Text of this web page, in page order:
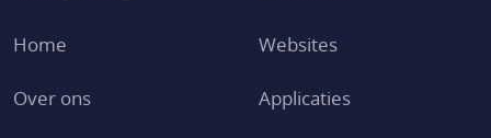
Home
Over ons
Websites
Applicaties